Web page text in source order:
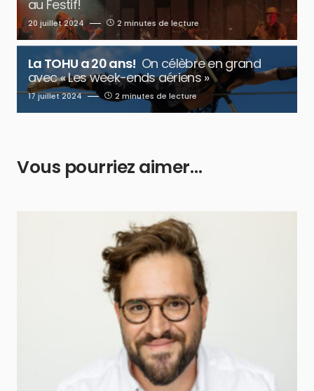
au Festif!
20 juillet 2024 2 minutes de lecture
La TOHU a 20 ans! On célèbre en grand
avec « Les week-ends aériens »
17 juillet 2024 2 minutes de lecture
Vous pourriez aimer…